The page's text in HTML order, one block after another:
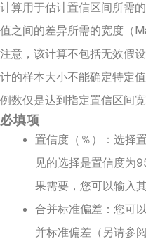
计算用于估计置信区间所需
值之间的差异所需的宽度（
注意，该计算不包括无效假
计的样本大小不能确定特定
例数仅是达到指定置信区间宽
必填项
置信度（％）：选择
见的选择是置信度为
果需要，您可以输入
合并标准偏差：您可
并标准偏差（另请参阅